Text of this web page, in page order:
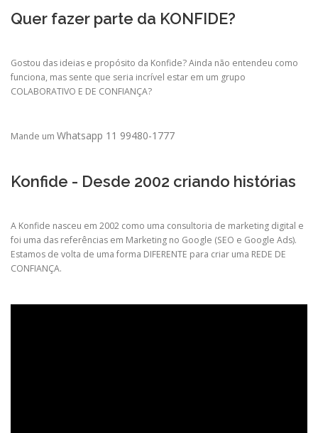
Quer fazer parte da KONFIDE?
Gostou das ideias e propósito da Konfide? Ainda não entendeu como
funciona, mas sente que seria incrível estar em um grupo
COLABORATIVO E DE CONFIANÇA?
Mande um Whatsapp 11 99480-1777
Konfide - Desde 2002 criando histórias
A Konfide nasceu em 2002 como uma consultoria de marketing digital e
foi uma das referências em Marketing no Google (SEO e Google Ads).
Estamos de volta de uma forma DIFERENTE para criar uma REDE DE
CONFIANÇA.